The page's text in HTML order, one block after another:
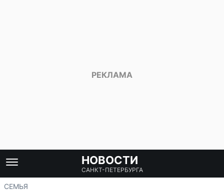
НОВОСТИ
САНКТ-ПЕТЕРБУРГА
СЕМЬЯ